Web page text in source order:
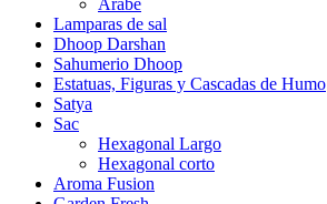
Arabe
Lamparas de sal
Dhoop Darshan
Sahumerio Dhoop
Estatuas, Figuras y Cascadas de Humo
Satya
Sac
Hexagonal Largo
Hexagonal corto
Aroma Fusion